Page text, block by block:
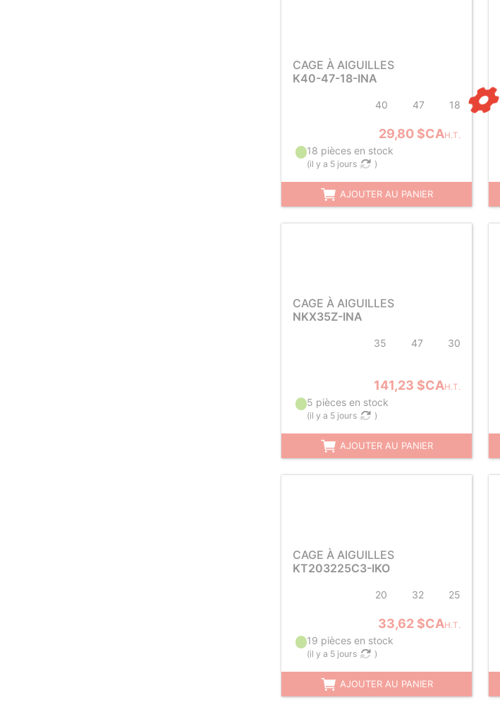
CAGE À AIGUILLES
K40-47-18-INA
40 47 18
29,80 $CAH.T.
18 pièces en stock
(il y a 5 jours )
AJOUTER AU PANIER
CAGE À AIGUILLES
NKX35Z-INA
35 47 30
141,23 $CAH.T.
5 pièces en stock
(il y a 5 jours )
AJOUTER AU PANIER
CAGE À AIGUILLES
KT203225C3-IKO
20 32 25
33,62 $CAH.T.
19 pièces en stock
(il y a 5 jours )
AJOUTER AU PANIER